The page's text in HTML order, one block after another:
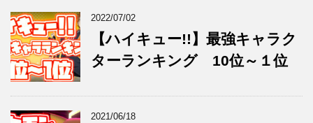
2022/07/02
【ハイキュー!!】最強キャラク
ターランキング 10位～１位
2021/06/18